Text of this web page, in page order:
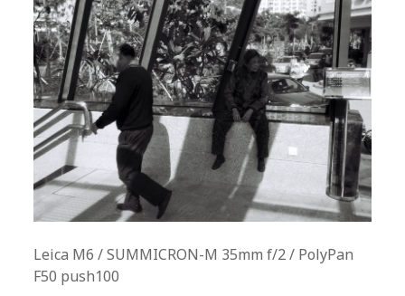
Leica M6 / SUMMICRON-M 35mm f/2 / PolyPan
F50 push100